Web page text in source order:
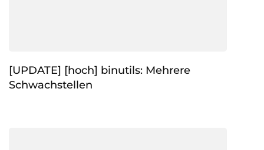
[UPDATE] [hoch] binutils: Mehrere
Schwachstellen